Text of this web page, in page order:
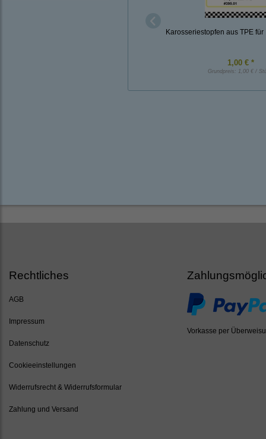
Karosseriestopfen aus TPE
1,00 € *
Grundpreis: 1,00 € /
Rechtliches
AGB
Impressum
Datenschutz
Cookieeinstellungen
Widerrufsrecht & Widerrufsformular
Zahlung und Versand
Vorkasse per